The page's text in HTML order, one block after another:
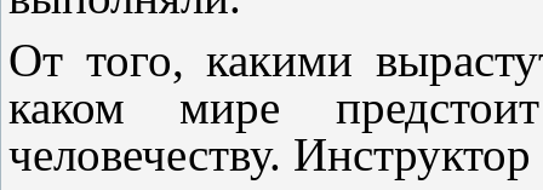
От того, какими
каком мире
человечеству.